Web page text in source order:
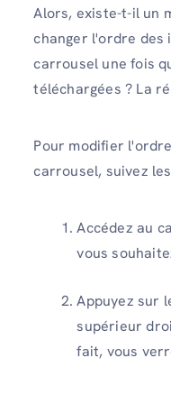
Alors, existe-t-il un
changer l'ordre des
carrousel une fois
téléchargées ? La
Pour modifier
carrousel, suivez
Accédez au
vous
Appuyez sur
supérieur
fait, vous